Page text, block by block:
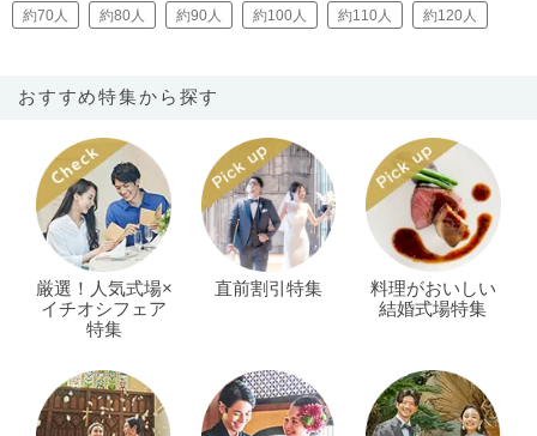
約70人 約80人 約90人 約100人 約110人 約120人
おすすめ特集から探す
厳選！人気式場×
イチオシフェア
特集
直前割引特集
料理がおいしい
結婚式場特集